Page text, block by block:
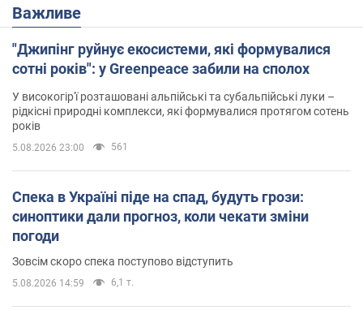
Важливе
"Джипінг руйнує екосистеми, які формувалися
сотні років": у Greenpeace забили на сполох
У високогір'ї розташовані альпійські та субальпійські луки –
рідкісні природні комплекси, які формувалися протягом сотень
років
5.08.2026 23:00 561
Спека в Україні піде на спад, будуть грози:
синоптики дали прогноз, коли чекати зміни
погоди
Зовсім скоро спека поступово відступить
5.08.2026 14:59 6,1 т.